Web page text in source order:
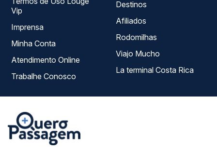
Vip
Imprensa
Minha Conta
Atendimento Online
Trabalhe Conosco
Destinos
Afiliados
Rodomilhas
Viajo Mucho
La terminal Costa Rica